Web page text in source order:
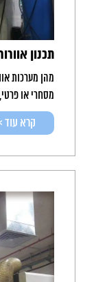
תכנון
מהן מערכות
מסחרי או
קרא עוד